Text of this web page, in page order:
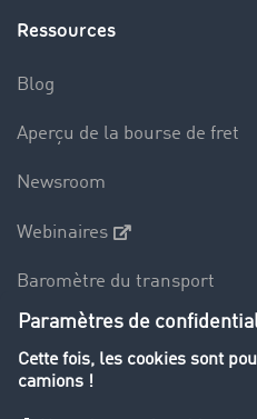
Ressources
Blog
Aperçu de la bourse de fret
Newsroom
Webinaires
Baromètre du transport
Le dictionnaire du transport
Interdiction de circulation